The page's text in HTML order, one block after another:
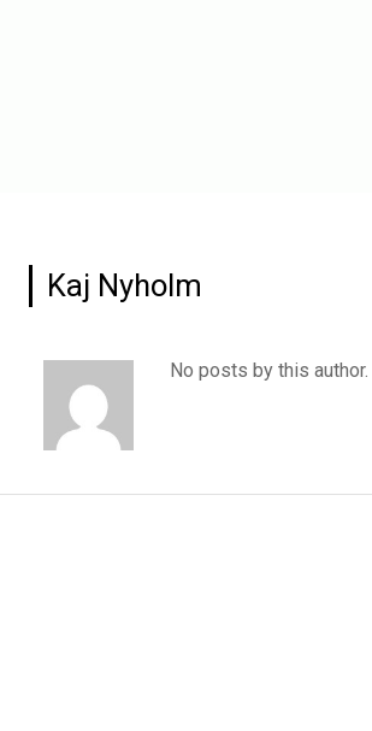
Kaj Nyholm
No posts by this author.